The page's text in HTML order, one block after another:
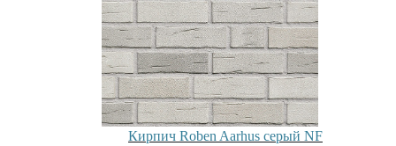
Кирпич Roben Aarhus серый NF